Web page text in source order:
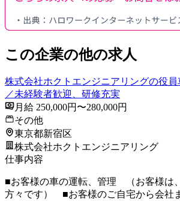
この企業の他の求人
株式会社ホクトエンジニアリングの役
／未経験者歓迎、研修充実
月給 250,000円〜280,000円
その他
東京都新宿区
株式会社ホクトエンジニアリング
仕事内容
■お客様の車の運転、管理 （お客様は
方々です） ■お客様のご自宅から会社